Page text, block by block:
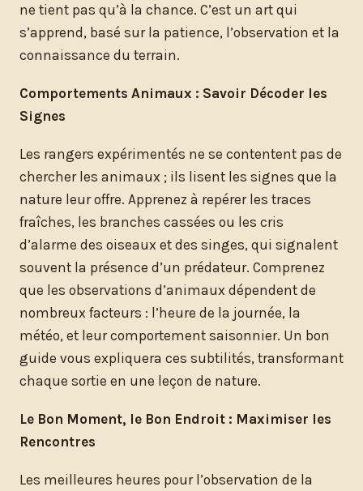
ne tient pas qu’à la chance. C’est un art qui
s’apprend, basé sur la patience, l’observation et la
connaissance du terrain.
Comportements Animaux : Savoir Décoder les
Signes
Les rangers expérimentés ne se contentent pas de
chercher les animaux ; ils lisent les signes que la
nature leur offre. Apprenez à repérer les traces
fraîches, les branches cassées ou les cris
d’alarme des oiseaux et des singes, qui signalent
souvent la présence d’un prédateur. Comprenez
que les observations d’animaux dépendent de
nombreux facteurs : l’heure de la journée, la
météo, et leur comportement saisonnier. Un bon
guide vous expliquera ces subtilités, transformant
chaque sortie en une leçon de nature.
Le Bon Moment, le Bon Endroit : Maximiser les
Rencontres
Les meilleures heures pour l’observation de la